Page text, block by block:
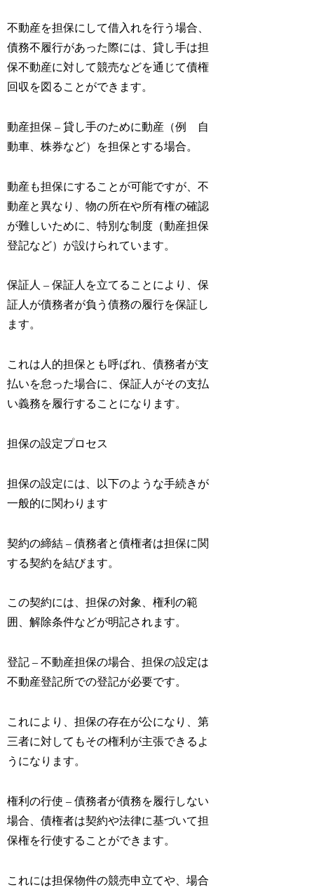
不動産を担保にして借入れを行う場合、
債務不履行があった際には、貸し手は担
保不動産に対して競売などを通じて債権
回収を図ることができます。
動産担保 – 貸し手のために動産（例 自
動車、株券など）を担保とする場合。
動産も担保にすることが可能ですが、不
動産と異なり、物の所在や所有権の確認
が難しいために、特別な制度（動産担保
登記など）が設けられています。
保証人 – 保証人を立てることにより、保
証人が債務者が負う債務の履行を保証し
ます。
これは人的担保とも呼ばれ、債務者が支
払いを怠った場合に、保証人がその支払
い義務を履行することになります。
担保の設定プロセス
担保の設定には、以下のような手続きが
一般的に関わります
契約の締結 – 債務者と債権者は担保に関
する契約を結びます。
この契約には、担保の対象、権利の範
囲、解除条件などが明記されます。
登記 – 不動産担保の場合、担保の設定は
不動産登記所での登記が必要です。
これにより、担保の存在が公になり、第
三者に対してもその権利が主張できるよ
うになります。
権利の行使 – 債務者が債務を履行しない
場合、債権者は契約や法律に基づいて担
保権を行使することができます。
これには担保物件の競売申立てや、場合